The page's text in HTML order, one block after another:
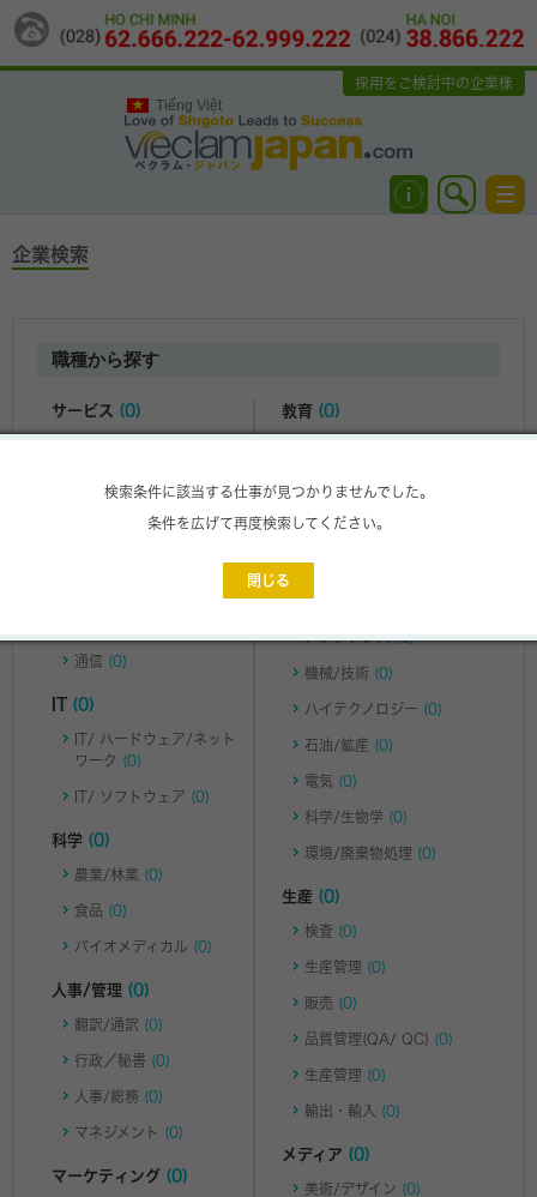
Tiếng Việt
採用をご検討中の企業様
企業検索
職種から探す
サービス (0)
レストラン・ホテル(0)
通信 (0)
IT (0)
IT/ ハードウェア/ネット
ワーク (0)
IT/ ソフトウェア (0)
科学 (0)
農業/林業 (0)
食品 (0)
バイオメディカル (0)
人事/管理 (0)
翻訳/通訳 (0)
行政／秘書 (0)
人事/総務 (0)
マネジメント (0)
マーケティング (0)
教育 (0)
保険(0)
会計/監査(0)
技術
機械/技術 (0)
ハイテクノロジー (0)
石油/鉱産 (0)
電気 (0)
科学/生物学 (0)
環境/廃棄物処理 (0)
生産 (0)
検査 (0)
生産管理 (0)
販売 (0)
品質管理(QA/ QC) (0)
生産管理 (0)
輸出・輸入 (0)
メディア (0)
美術/デザイン (0)
検索条件に該当する仕事が見つかりませんでした。
条件を広げて再度検索してください。
閉じる